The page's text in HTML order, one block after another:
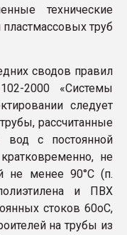
технические
труб
сводов правил
2000 «Системы
следует
рассчитанные
вод с постоянной
не
не менее 90°С (п.
и ПВХ
стоков 60оС,
на трубы из